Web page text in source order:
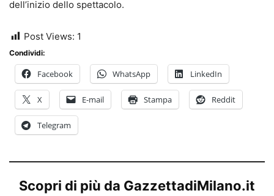
dell’inizio dello spettacolo.
Post Views: 1
Condividi:
Facebook WhatsApp LinkedIn
X E-mail Stampa Reddit
Telegram
Scopri di più da GazzettadiMilano.it